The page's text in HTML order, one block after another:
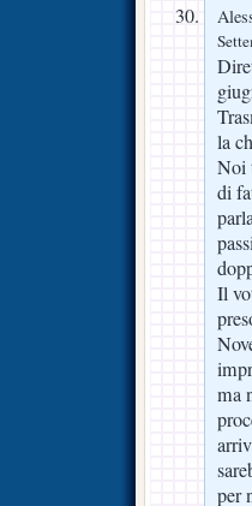
la
Noi
di
Il
ma
per